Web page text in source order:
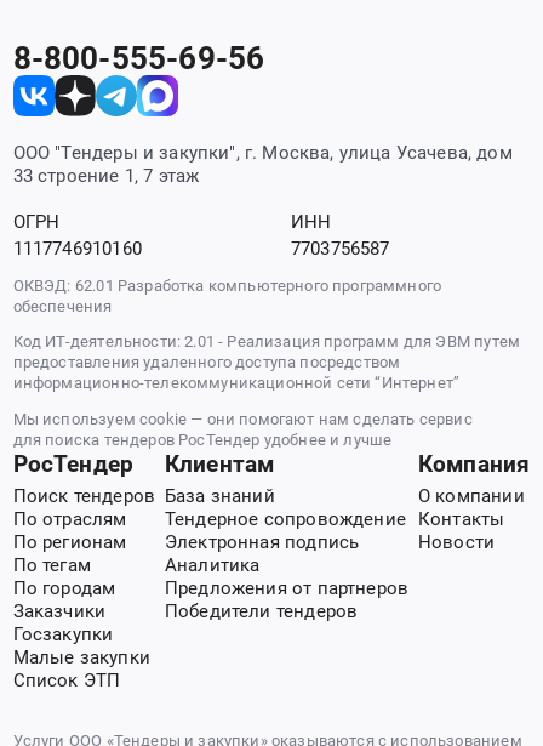
8-800-555-69-56
ООО "Тендеры и закупки", г. Москва, улица Усачева, дом
33 строение 1, 7 этаж
ОГРН
1117746910160
ИНН
7703756587
ОКВЭД: 62.01 Разработка компьютерного программного
обеспечения
Код ИТ-деятельности: 2.01 - Реализация программ для ЭВМ путем
предоставления удаленного доступа посредством
информационно-телекоммуникационной сети “Интернет”
Мы используем cookie — они помогают нам сделать сервис
для поиска тендеров РосТендер удобнее и лучше
РосТендер
Поиск тендеров
По отраслям
По регионам
По тегам
По городам
Заказчики
Госзакупки
Малые закупки
Список ЭТП
Клиентам
База знаний
Тендерное сопровождение
Электронная подпись
Аналитика
Предложения от партнеров
Победители тендеров
Компания
О компании
Контакты
Новости
Услуги ООО «Тендеры и закупки» оказываются с использованием